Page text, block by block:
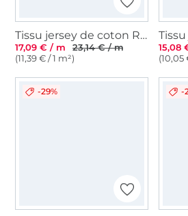
Tissu jersey de coton Reine des neiges Frozen, impression numérique, rose
17,09 € / m
23,14 € / m
(11,39 € / 1 m²)
15,08
(10,05
-29% -